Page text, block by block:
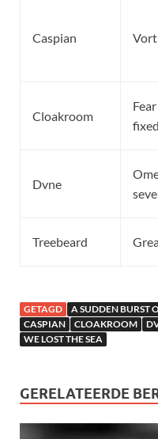
Caspian
Cloakroom
fixed
Dvne
Treebeard
GETAGD A SUDDEN BURST
CASPIAN
CLOAKROOM
WE LOST THE SEA
GERELATEERDE